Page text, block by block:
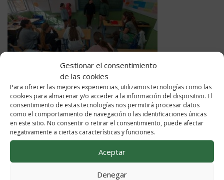
Gestionar el consentimiento
de las cookies
Para ofrecer las mejores experiencias, utilizamos tecnologías como las
cookies para almacenar y/o acceder a la información del dispositivo. El
consentimiento de estas tecnologías nos permitirá procesar datos
como el comportamiento de navegación o las identificaciones únicas
en este sitio. No consentir o retirar el consentimiento, puede afectar
negativamente a ciertas características y funciones.
Aceptar
Denegar